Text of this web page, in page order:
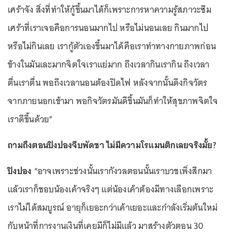
เศร้าจัง สิ่งที่ทำให้กู้ขึ้นมาได้ก็เพราะการหาความรู้สภาวะซึม
เศร้าที่เราเจอคือการนอนมากไป หรือไม่นอนเลย กินมากไป
หรือไม่กินเลย เรากู้ตัวเองขึ้นมาได้คือเราทำทางกายภาพก่อน
ข้างในมันเละมากจิตใจเราแย่มาก ถึงเวลากินเรากิน ถึงเวลา
ตื่นเราตื่น พอถึงเวลานอนต้องปิดไฟ หลังจากนั้นดึงกิจวัตร
จากภายนอกเข้ามา พอกิจวัตรมันดีขึ้นมันก็ทำให้สุขภาพจิตใจ
เราดีขึ้นด้วย”
ถามถึงตอนปิงปองจีบพัดชา ไม่มีความโรแมนติกเลยจริงมั้ย?
ปิงปอง “อาจเพราะช่วงนั้นเรากังวลตอนนั้นเราบวชเพิ่งสึกมา
แล้วเราก็ชอบน้องเค้าจริงๆ แต่น้องเค้าต้องมีทางเลือกเพราะ
เราไม่ได้สมบูรณ์ อายุก็เยอะกว่าเค้าเยอะและกำลังเริ่มต้นใหม่
กับหน้าที่การงานเงินที่เคยมีก็ไม่มีแล้ว มาสร้างตัวตอน 30